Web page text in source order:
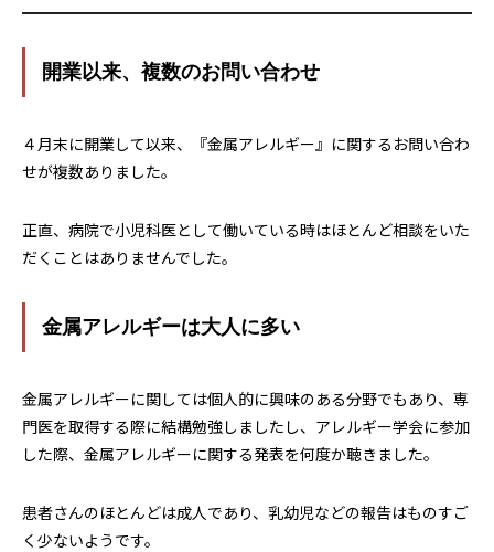
開業以来、複数のお問い合わせ
４月末に開業して以来、『金属アレルギー』に関するお問い合わ
せが複数ありました。
正直、病院で小児科医として働いている時はほとんど相談をいた
だくことはありませんでした。
金属アレルギーは大人に多い
金属アレルギーに関しては個人的に興味のある分野でもあり、専
門医を取得する際に結構勉強しましたし、アレルギー学会に参加
した際、金属アレルギーに関する発表を何度か聴きました。
患者さんのほとんどは成人であり、乳幼児などの報告はものすご
く少ないようです。